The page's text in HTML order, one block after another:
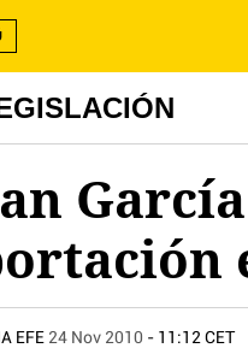
EFE 24 Nov 2010 - 11:12 CET